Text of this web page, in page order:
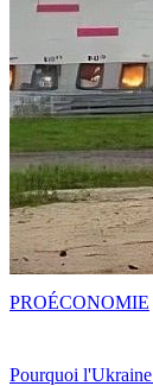
Pourquoi
PROÉCONOMIE